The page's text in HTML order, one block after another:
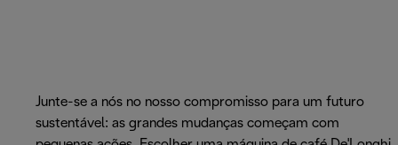
Junte-se a nós no nosso compromisso para um futuro
sustentável: as grandes mudanças começam com